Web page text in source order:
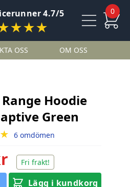
4.7/5 0
OSS OM OSS
Hoodie
Green
6 omdömen
Fri frakt!
Lägg i kundkorg